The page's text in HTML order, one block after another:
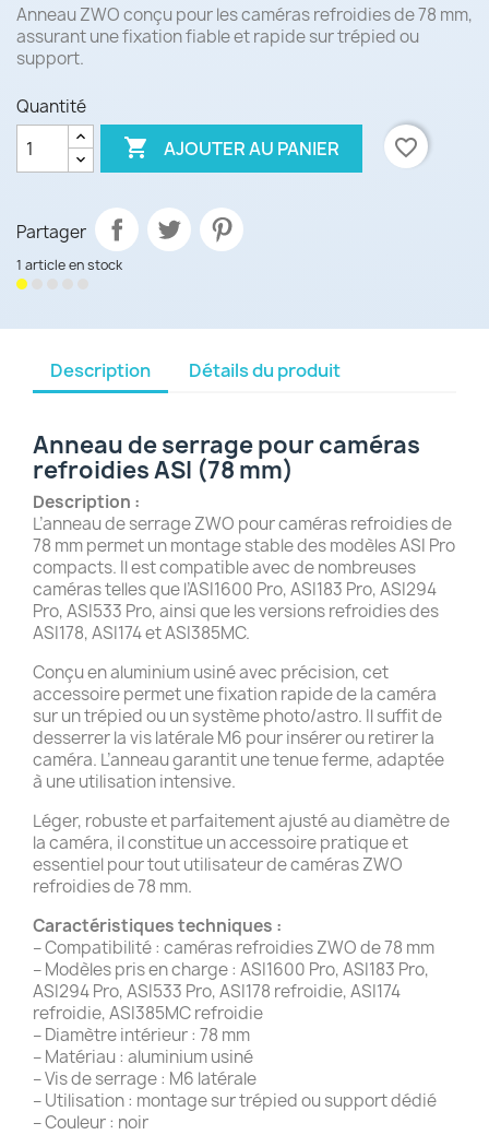
Anneau ZWO conçu pour les caméras refroidies de 78 mm,
assurant une fixation fiable et rapide sur trépied ou
support.
Quantité
 AJOUTER AU PANIER favorite_border
Partager
1 article en stock
Description Détails du produit
Anneau de serrage pour caméras
refroidies ASI (78 mm)
Description :
L’anneau de serrage ZWO pour caméras refroidies de
78 mm permet un montage stable des modèles ASI Pro
compacts. Il est compatible avec de nombreuses
caméras telles que l’ASI1600 Pro, ASI183 Pro, ASI294
Pro, ASI533 Pro, ainsi que les versions refroidies des
ASI178, ASI174 et ASI385MC.
Conçu en aluminium usiné avec précision, cet
accessoire permet une fixation rapide de la caméra
sur un trépied ou un système photo/astro. Il suffit de
desserrer la vis latérale M6 pour insérer ou retirer la
caméra. L’anneau garantit une tenue ferme, adaptée
à une utilisation intensive.
Léger, robuste et parfaitement ajusté au diamètre de
la caméra, il constitue un accessoire pratique et
essentiel pour tout utilisateur de caméras ZWO
refroidies de 78 mm.
Caractéristiques techniques :
– Compatibilité : caméras refroidies ZWO de 78 mm
– Modèles pris en charge : ASI1600 Pro, ASI183 Pro,
ASI294 Pro, ASI533 Pro, ASI178 refroidie, ASI174
refroidie, ASI385MC refroidie
– Diamètre intérieur : 78 mm
– Matériau : aluminium usiné
– Vis de serrage : M6 latérale
– Utilisation : montage sur trépied ou support dédié
– Couleur : noir